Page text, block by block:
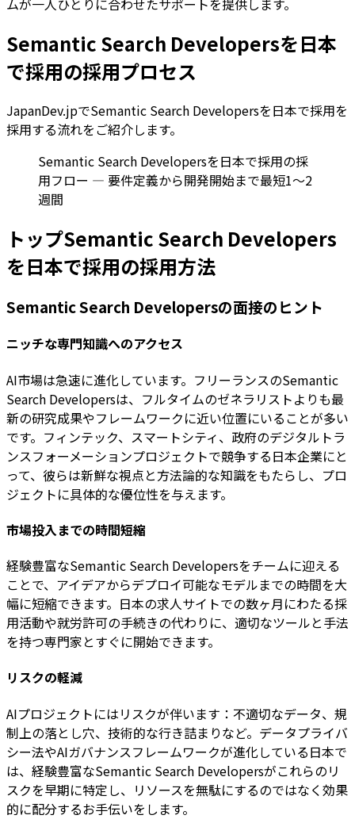
ムが一人ひとりに合わせたサポートを提供します。
Semantic Search Developersを日本
で採用の採用プロセス
JapanDev.jpでSemantic Search Developersを日本で採用を
採用する流れをご紹介します。
Semantic Search Developersを日本で採用の採
用フロー — 要件定義から開発開始まで最短1〜2
週間
トップSemantic Search Developers
を日本で採用の採用方法
Semantic Search Developersの面接のヒント
ニッチな専門知識へのアクセス
AI市場は急速に進化しています。フリーランスのSemantic
Search Developersは、フルタイムのゼネラリストよりも最
新の研究成果やフレームワークに近い位置にいることが多い
です。フィンテック、スマートシティ、政府のデジタルトラ
ンスフォーメーションプロジェクトで競争する日本企業にと
って、彼らは新鮮な視点と方法論的な知識をもたらし、プロ
ジェクトに具体的な優位性を与えます。
市場投入までの時間短縮
経験豊富なSemantic Search Developersをチームに迎える
ことで、アイデアからデプロイ可能なモデルまでの時間を大
幅に短縮できます。日本の求人サイトでの数ヶ月にわたる採
用活動や就労許可の手続きの代わりに、適切なツールと手法
を持つ専門家とすぐに開始できます。
リスクの軽減
AIプロジェクトにはリスクが伴います：不適切なデータ、規
制上の落とし穴、技術的な行き詰まりなど。データプライバ
シー法やAIガバナンスフレームワークが進化している日本で
は、経験豊富なSemantic Search Developersがこれらのリ
スクを早期に特定し、リソースを無駄にするのではなく効果
的に配分するお手伝いをします。